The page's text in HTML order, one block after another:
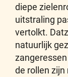
diepe
uitstraling
vertolkt.
natuurlijk
de rollen zijn